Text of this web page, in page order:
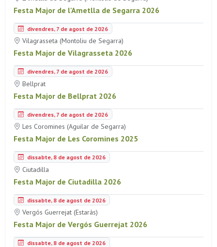
Festa Major de l'Ametlla de Segarra 2026
divendres, 7 de agost de 2026
Vilagrasseta (Montoliu de Segarra)
Festa Major de Vilagrasseta 2026
divendres, 7 de agost de 2026
Bellprat
Festa Major de Bellprat 2026
divendres, 7 de agost de 2026
Les Coromines (Aguilar de Segarra)
Festa Major de Les Coromines 2025
dissabte, 8 de agost de 2026
Ciutadilla
Festa Major de Ciutadilla 2026
dissabte, 8 de agost de 2026
Vergós Guerrejat (Estaràs)
Festa Major de Vergós Guerrejat 2026
dissabte, 8 de agost de 2026